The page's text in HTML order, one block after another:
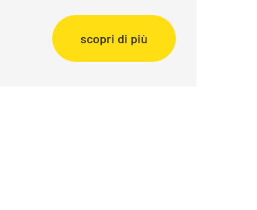
scopri di più